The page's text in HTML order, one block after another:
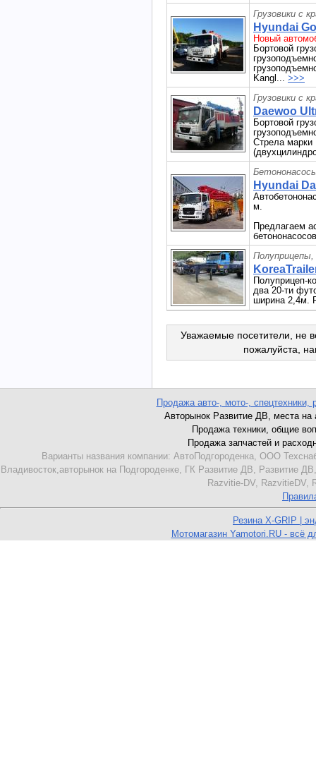
Грузовики с
Hyundai
Новый
Бортовой
Kangl... >>>
Грузовики с
Daewoo
Бортовой
Стрела марки
Hyundai
м.
Предлагаем
Полуприцеп-
два 20-ти
ширина 2,4м.
Уважаемые посетители, не
пожалуйста,
Продажа авто-, мото-, спецтехники,
Авторынок Развитие ДВ, места на
Продажа техники, общие
Продажа запчастей и
Варианты названия компании: АвтоПодгороденка, ООО
Владивосток,авторынок на Подгороденке, ГК Развитие ДВ,
Razvitie-DV, RazvitieDV,
Резина X-GRIP |
Мотомагазин Yamotori.RU - всё